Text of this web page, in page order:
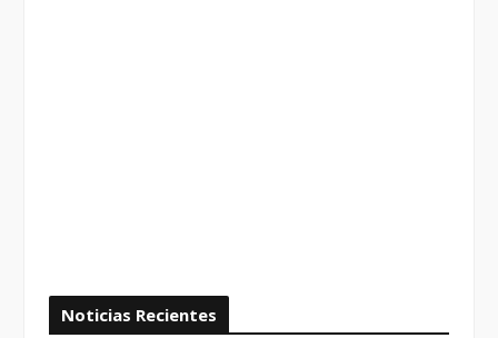
Noticias Recientes